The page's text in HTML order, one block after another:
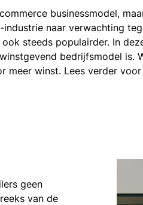
businessmodel,
naar verwachting
steeds populairder. In
bedrijfsmodel is.
meer winst. Lees verder
geen
van de